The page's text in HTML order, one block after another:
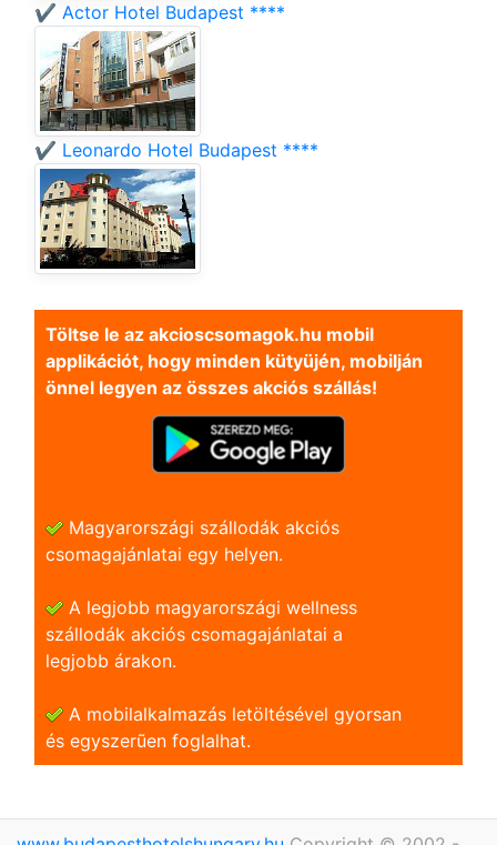
✔️ Actor Hotel Budapest ****
✔️ Leonardo Hotel Budapest ****
Töltse le az akcioscsomagok.hu mobil
applikációt, hogy minden kütyüjén, mobilján
önnel legyen az összes akciós szállás!
Magyarországi szállodák akciós
csomagajánlatai egy helyen.
A legjobb magyarországi wellness
szállodák akciós csomagajánlatai a
legjobb árakon.
A mobilalkalmazás letöltésével gyorsan
és egyszerũen foglalhat.